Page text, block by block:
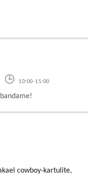
10:00-15:00
cowboy-kartulite,